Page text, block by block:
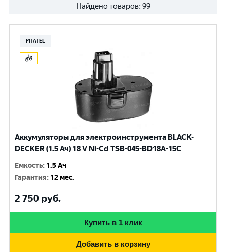
Найдено товаров: 99
PITATEL
Аккумуляторы для электроинструмента BLACK-
DECKER (1.5 Ач) 18 V Ni-Cd TSB-045-BD18A-15C
Емкость: 1.5 Ач
Гарантия: 12 мес.
2 750 руб.
Купить в 1 клик
Добавить в корзину